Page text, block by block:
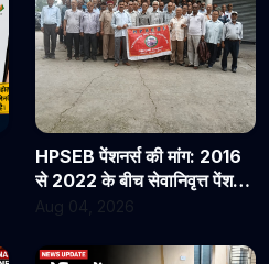
HPSEB पेंशनर्स की मांग: 2016
से 2022 के बीच सेवानिवृत्त पेंशनरों
के सभी देय लाभ तुरंत जारी किए
Aug 04, 2026